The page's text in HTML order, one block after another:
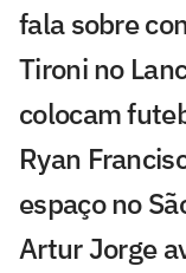
fala sobre
Tironi no
colocam
Ryan
espaço no
Artur Jorge